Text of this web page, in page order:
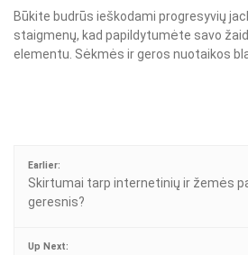
Būkite budrūs ieškodami progresyvių
staigmenų, kad papildytumėte savo
elementu. Sėkmės ir geros nuotaikos
Post
navigation
Earlier:
Skirtumai tarp internetinių ir žemės
geresnis?
Up Next: